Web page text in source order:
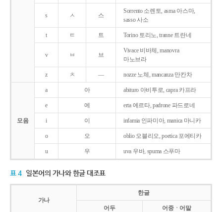
s ㅅ 스
Sorrento 소렌토, asma 아스마,
sasso 사소
t ㅌ 트 Torino 토리노, tranne 트란네
v ㅂ 브
Vivace 비바체, manovra
마노브라
z ㅊ ― nozze 노체, mancanza 만칸차
모음
a 아 abituro 아비투로, capra 카프라
e 에 erta 에르타, padrone 파드로네
i 이 infamia 인파미아, manica 마니카
o 오 oblio 오블리오, poetica 포에티카
u 우 uva 우바, spuma 스푸마
표 4 일본어의 가나와 한글 대조표
가나
한글
어두 어중ㆍ어말